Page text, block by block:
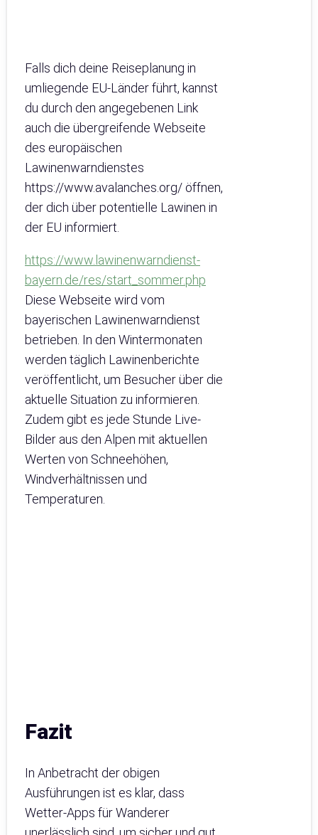
Falls dich deine Reiseplanung in
umliegende EU-Länder führt, kannst
du durch den angegebenen Link
auch die übergreifende Webseite
des europäischen
Lawinenwarndienstes
https://www.avalanches.org/ öffnen,
der dich über potentielle Lawinen in
der EU informiert.
https://www.lawinenwarndienst-
bayern.de/res/start_sommer.php
Diese Webseite wird vom
bayerischen Lawinenwarndienst
betrieben. In den Wintermonaten
werden täglich Lawinenberichte
veröffentlicht, um Besucher über die
aktuelle Situation zu informieren.
Zudem gibt es jede Stunde Live-
Bilder aus den Alpen mit aktuellen
Werten von Schneehöhen,
Windverhältnissen und
Temperaturen.
Fazit
In Anbetracht der obigen
Ausführungen ist es klar, dass
Wetter-Apps für Wanderer